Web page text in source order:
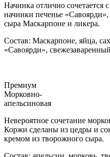
Начинка отлично
начинки печенье
сыра Маскарпоне и ликера.
Состав: Маскарпоне, яйца,
«Савоярди»,
Премиум
Морковно-
апельсиновая
Невероятное сочетание
Коржи сделаны из цедры и
кремом из творожного сыра.